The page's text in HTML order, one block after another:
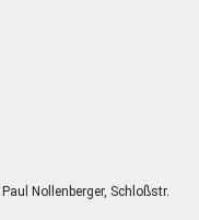
Paul Nollenberger, Schloßstr.